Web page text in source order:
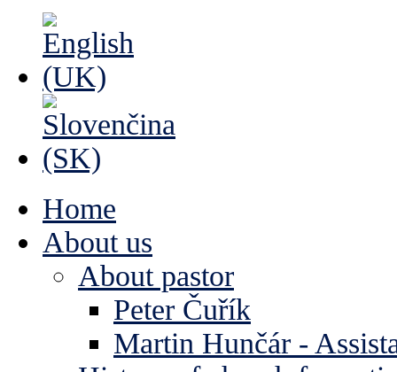
Home
About us
About pastor
Peter Čuřík
Martin Hunčár -